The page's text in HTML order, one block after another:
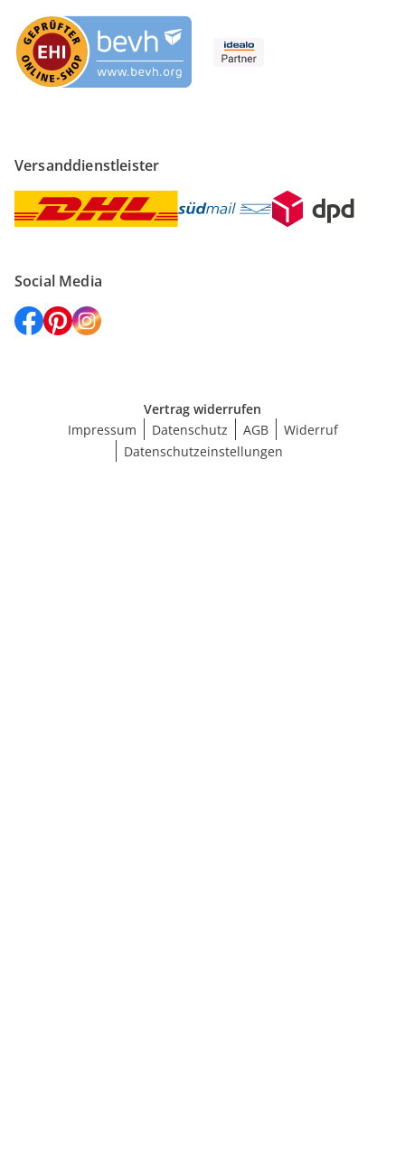
Versanddienstleister
Social Media
Vertrag widerrufen
Impressum
Datenschutz AGB
Widerruf
Datenschutzeinstellungen